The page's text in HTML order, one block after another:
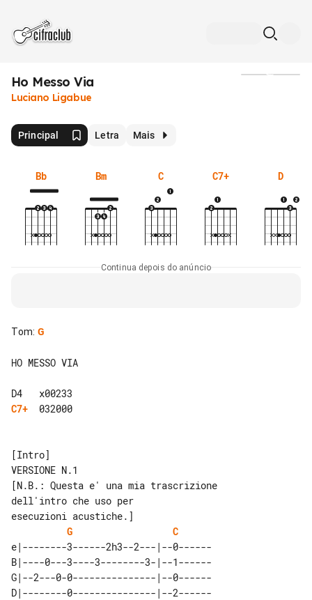
Ho Messo Via
Luciano Ligabue
Principal Letra Mais
Bb Bm C C7+ D
Continua depois do anúncio
Tom: G
HO MESSO VIA
C7+
  032000
[Intro]
VERSIONE N.1
[N.B.: Questa e' una mia trascrizione
dell'intro che uso per
G
C
e|--------3------2h3--2---|--0------
B|----0---3----3--------3-|--1------
G|--2---0-0---------------|--0------
D|--------0---------------|--2------